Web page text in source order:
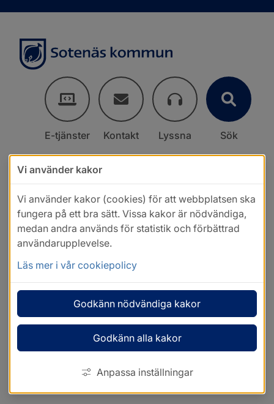
E-tjänster Kontakt Lyssna Sök
Vi använder kakor
Vi använder kakor (cookies) för att webbplatsen ska
fungera på ett bra sätt. Vissa kakor är nödvändiga,
medan andra används för statistik och förbättrad
användarupplevelse.
Läs mer i vår cookiepolicy
Godkänn nödvändiga kakor
Godkänn alla kakor
Anpassa inställningar